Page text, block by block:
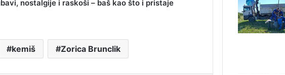
nostalgije i raskoši – baš kao što i pristaje
kemiš Zorica Brunclik